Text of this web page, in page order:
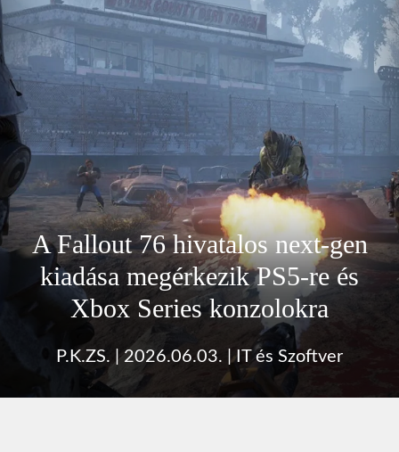
A Fallout 76 hivatalos next-gen
kiadása megérkezik PS5-re és
Xbox Series konzolokra
P.K.ZS. |2026.06.03. | IT és Szoftver